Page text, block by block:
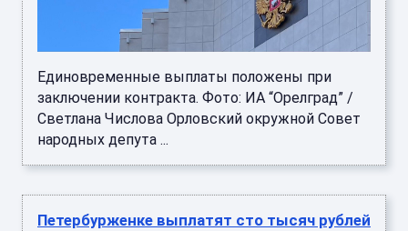
Единовременные выплаты положены при
заключении контракта. Фото: ИА “Орелград” /
Светлана Числова Орловский окружной Совет
народных депута ...
Петербурженке выплатят сто тысяч рублей